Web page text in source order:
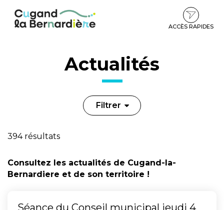
contenu
pied
ACCÈS RAPIDES
Actualités
Filtrer
394 résultats
Consultez les actualités de Cugand-la-
Bernardiere et de son territoire !
Séance du Conseil municipal jeudi 4